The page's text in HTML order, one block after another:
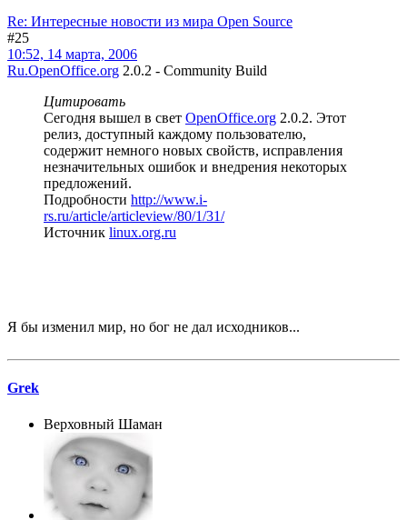
Re: Интересные новости из мира Open Source
#25
10:52, 14 марта, 2006
Ru.OpenOffice.org 2.0.2 - Community Build
Цитировать
Сегодня вышел в свет OpenOffice.org 2.0.2. Этот
релиз, доступный каждому пользователю,
содержит немного новых свойств, исправления
незначительных ошибок и внедрения некоторых
предложений.
Подробности http://www.i-
rs.ru/article/articleview/80/1/31/
Источник linux.org.ru
Я бы изменил мир, но бог не дал исходников...
Grek
Верховный Шаман